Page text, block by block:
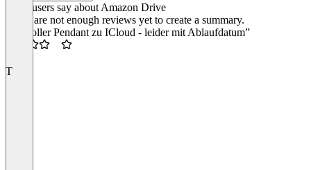
What users say about Amazon Drive
There are not enough reviews yet to create a summary.
“Ein toller Pendant zu ICloud - leider mit Ablaufdatum”
T